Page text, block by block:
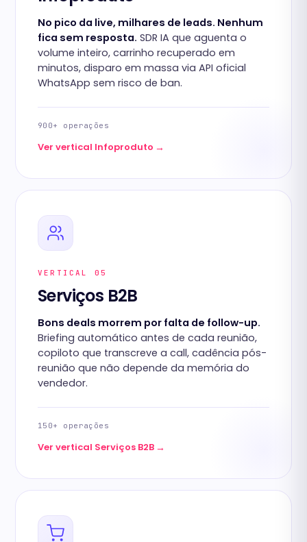
No pico da live, milhares de leads. Nenhum
fica sem resposta. SDR IA que aguenta o
volume inteiro, carrinho recuperado em
minutos, disparo em massa via API oficial
WhatsApp sem risco de ban.
900+ operações
Ver vertical Infoproduto →
VERTICAL 05
Serviços B2B
Bons deals morrem por falta de follow-up.
Briefing automático antes de cada reunião,
copiloto que transcreve a call, cadência pós-
reunião que não depende da memória do
vendedor.
150+ operações
Ver vertical Serviços B2B →